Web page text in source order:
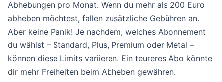
Abhebungen pro Monat. Wenn du mehr als 200 Euro
abheben möchtest, fallen zusätzliche Gebühren an.
Aber keine Panik! Je nachdem, welches Abonnement
du wählst – Standard, Plus, Premium oder Metal –
können diese Limits variieren. Ein teureres Abo könnte
dir mehr Freiheiten beim Abheben gewähren.